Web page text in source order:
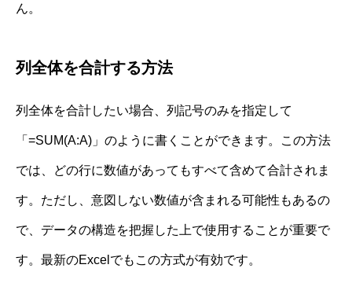
ん。
列全体を合計する方法
列全体を合計したい場合、列記号のみを指定して
「=SUM(A:A)」のように書くことができます。この方法
では、どの行に数値があってもすべて含めて合計されま
す。ただし、意図しない数値が含まれる可能性もあるの
で、データの構造を把握した上で使用することが重要で
す。最新のExcelでもこの方式が有効です。